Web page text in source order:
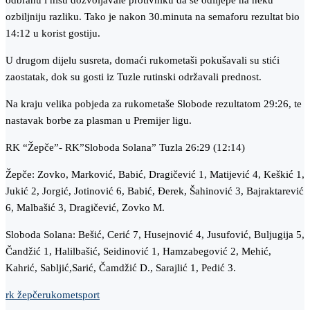
ozbiljniju razliku. Tako je nakon 30.minuta na semaforu rezultat bio
14:12 u korist gostiju.
U drugom dijelu susreta, domaći rukometaši pokušavali su stići
zaostatak, dok su gosti iz Tuzle rutinski održavali prednost.
Na kraju velika pobjeda za rukometaše Slobode rezultatom 29:26, te
nastavak borbe za plasman u Premijer ligu.
RK “Žepče”- RK”Sloboda Solana” Tuzla 26:29 (12:14)
Žepče: Zovko, Marković, Babić, Dragičević 1, Matijević 4, Keškić 1,
Jukić 2, Jorgić, Jotinović 6, Babić, Đerek, Šahinović 3, Bajraktarević
6, Malbašić 3, Dragičević, Zovko M.
Sloboda Solana: Bešić, Cerić 7, Husejnović 4, Jusufović, Buljugija 5,
Čandžić 1, Halilbašić, Seidinović 1, Hamzabegović 2, Mehić,
Kahrić, Sabljić,Sarić, Čamdžić D., Sarajlić 1, Pedić 3.
rk žepčerukometsport